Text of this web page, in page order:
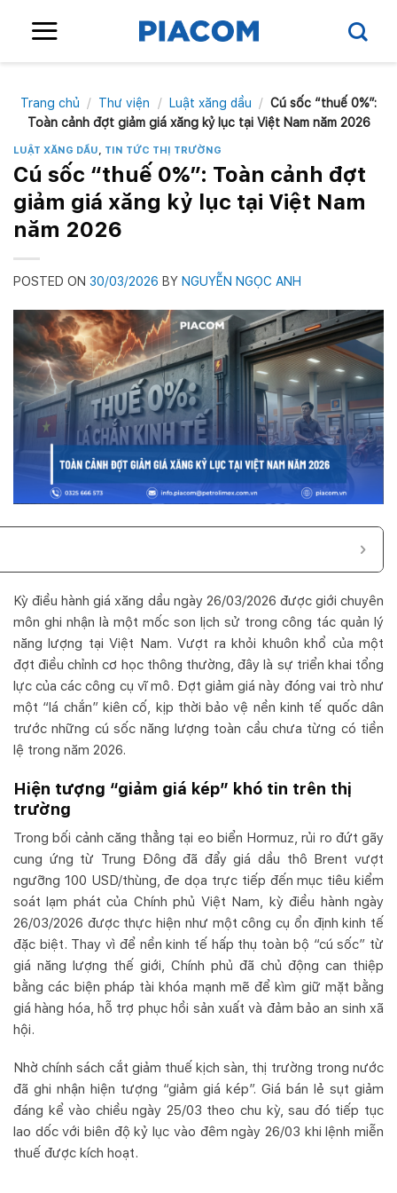
Trang chủ / Thư viện / Luật xăng dầu / Cú sốc “thuế 0%”:
Toàn cảnh đợt giảm giá xăng kỷ lục tại Việt Nam năm 2026
LUẬT XĂNG DẦU, TIN TỨC THỊ TRƯỜNG
Cú sốc “thuế 0%”: Toàn cảnh đợt
giảm giá xăng kỷ lục tại Việt Nam
năm 2026
POSTED ON 30/03/2026 BY NGUYỄN NGỌC ANH
Kỳ điều hành giá xăng dầu ngày 26/03/2026 được giới chuyên
môn ghi nhận là một mốc son lịch sử trong công tác quản lý
năng lượng tại Việt Nam. Vượt ra khỏi khuôn khổ của một
đợt điều chỉnh cơ học thông thường, đây là sự triển khai tổng
lực của các công cụ vĩ mô. Đợt giảm giá này đóng vai trò như
một “lá chắn” kiên cố, kịp thời bảo vệ nền kinh tế quốc dân
trước những cú sốc năng lượng toàn cầu chưa từng có tiền
lệ trong năm 2026.
Hiện tượng “giảm giá kép” khó tin trên thị
trường
Trong bối cảnh căng thẳng tại eo biển Hormuz, rủi ro đứt gãy
cung ứng từ Trung Đông đã đẩy giá dầu thô Brent vượt
ngưỡng 100 USD/thùng, đe dọa trực tiếp đến mục tiêu kiểm
soát lạm phát của Chính phủ Việt Nam, kỳ điều hành ngày
26/03/2026 được thực hiện như một công cụ ổn định kinh tế
đặc biệt. Thay vì để nền kinh tế hấp thụ toàn bộ “cú sốc” từ
giá năng lượng thế giới, Chính phủ đã chủ động can thiệp
bằng các biện pháp tài khóa mạnh mẽ để kìm giữ mặt bằng
giá hàng hóa, hỗ trợ phục hồi sản xuất và đảm bảo an sinh xã
hội.
Nhờ chính sách cắt giảm thuế kịch sàn, thị trường trong nước
đã ghi nhận hiện tượng “giảm giá kép”. Giá bán lẻ sụt giảm
đáng kể vào chiều ngày 25/03 theo chu kỳ, sau đó tiếp tục
lao dốc với biên độ kỷ lục vào đêm ngày 26/03 khi lệnh miễn
thuế được kích hoạt.